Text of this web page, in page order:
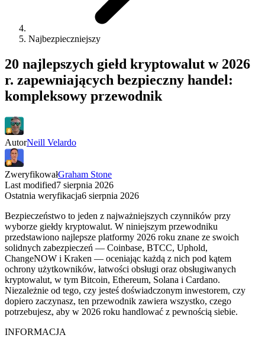
Najbezpieczniejszy
20 najlepszych giełd kryptowalut w 2026
r. zapewniających bezpieczny handel:
kompleksowy przewodnik
AutorNeill Velardo
ZweryfikowałGraham Stone
Last modified7 sierpnia 2026
Ostatnia weryfikacja6 sierpnia 2026
Bezpieczeństwo to jeden z najważniejszych czynników przy
wyborze giełdy kryptowalut. W niniejszym przewodniku
przedstawiono najlepsze platformy 2026 roku znane ze swoich
solidnych zabezpieczeń — Coinbase, BTCC, Uphold,
ChangeNOW i Kraken — oceniając każdą z nich pod kątem
ochrony użytkowników, łatwości obsługi oraz obsługiwanych
kryptowalut, w tym Bitcoin, Ethereum, Solana i Cardano.
Niezależnie od tego, czy jesteś doświadczonym inwestorem, czy
dopiero zaczynasz, ten przewodnik zawiera wszystko, czego
potrzebujesz, aby w 2026 roku handlować z pewnością siebie.
INFORMACJA